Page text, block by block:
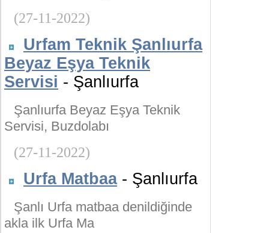
(27-11-2022)
Urfam Teknik Şanlıurfa
Beyaz Eşya Teknik
Servisi - Şanlıurfa
Şanlıurfa Beyaz Eşya Teknik
Servisi, Buzdolabı
(27-11-2022)
Urfa Matbaa- Şanlıurfa
Şanlı Urfa matbaa denildiğinde
akla ilk Urfa Ma